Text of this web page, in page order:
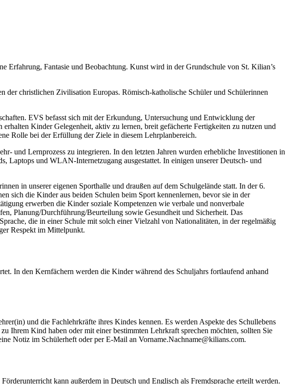
Erfahrung, Fantasie und Beobachtung. Kunst wird in der Grundschule von St. Kilian’s
der christlichen Zivilisation Europas. Römisch-katholische Schüler und Schülerinnen
EVS befasst sich mit der Erkundung, Untersuchung und Entwicklung der
Kinder Gelegenheit, aktiv zu lernen, breit gefächerte Fertigkeiten zu nutzen und
Rolle bei der Erfüllung der Ziele in diesem Lehrplanbereich.
und Lernprozess zu integrieren. In den letzten Jahren wurden erhebliche Investitionen in
Laptops und WLAN-Internetzugang ausgestattet. In einigen unserer Deutsch- und
in unserer eigenen Sporthalle und draußen auf dem Schulgelände statt. In der 6.
sich die Kinder aus beiden Schulen beim Sport kennenlernen, bevor sie in der
erwerben die Kinder soziale Kompetenzen wie verbale und nonverbale
Planung/Durchführung/Beurteilung sowie Gesundheit und Sicherheit. Das
die in einer Schule mit solch einer Vielzahl von Nationalitäten, in der regelmäßig
Respekt im Mittelpunkt.
In den Kernfächern werden die Kinder während des Schuljahrs fortlaufend anhand
und die Fachlehrkräfte ihres Kindes kennen. Es werden Aspekte des Schullebens
Ihrem Kind haben oder mit einer bestimmten Lehrkraft sprechen möchten, sollten Sie
Notiz im Schülerheft oder per E-Mail an Vorname.Nachname@kilians.com.
kann außerdem in Deutsch und Englisch als Fremdsprache erteilt werden.